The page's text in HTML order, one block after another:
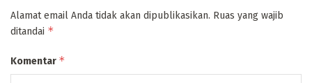
Alamat email Anda tidak akan dipublikasikan. Ruas yang wajib
ditandai *
Komentar *